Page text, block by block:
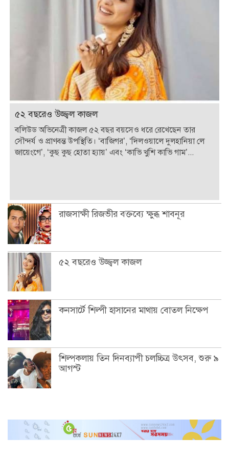
৫২ বছরেও উজ্জ্বল কাজল
বলিউড অভিনেত্রী কাজল ৫২ বছর বয়সেও ধরে রেখেছেন তার
সৌন্দর্য ও প্রাণবন্ত উপস্থিতি। ‘বাজিগর’, ‘দিলওয়ালে দুলহানিয়া লে
জায়েংগে’, ‘কুছ কুছ হোতা হ্যায়’ এবং ‘কাভি খুশি কাভি গাম’...
রাজসাক্ষী রিজভীর বক্তব্যে ক্ষুব্ধ শাবনূর
৫২ বছরেও উজ্জ্বল কাজল
কনসার্টে শিল্পী হাসানের মাথায় বোতল নিক্ষেপ
শিল্পকলায় তিন দিনব্যাপী চলচ্চিত্র উৎসব, শুরু ৯
আগস্ট